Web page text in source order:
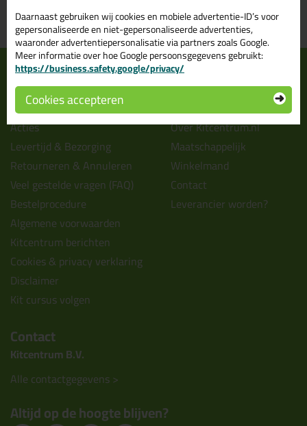
Grootste assortiment
uit voorraad leverbaar
PostNL afhaalpunt: kies zelf
wanneer je afhaalt
Informatie
Tips en tricks
Keuzehulpen
Acties
Levertijd & Bezorging
Retourneren & Annuleren
Veel gestelde vragen (FAQ)
Bestelprocedure
Algemene voorwaarden
Kitcentrum berichten
Cookies & privacy verklaring
Disclaimer
Kit cursus volgen
Over ons
Wie wij zijn?
Vacatures bij kitcentrum.nl
Over Kitcentrum.nl
Maatschappelijk
Winkelmand
Contact
Leverancier worden?
Contact
Kitcentrum B.V.
Alle contactgegevens >
Altijd op de hoogte blijven?
Daarnaast gebruiken wij cookies en mobiele advertentie-ID’s voor
gepersonaliseerde en niet-gepersonaliseerde advertenties,
waaronder advertentiepersonalisatie via partners zoals Google.
Meer informatie over hoe Google persoonsgegevens gebruikt:
https://business.safety.google/privacy/
Cookies accepteren